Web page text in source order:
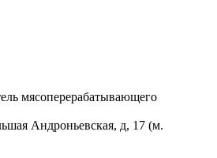
мясоперерабатывающего
Андроньевская, д, 17 (м.